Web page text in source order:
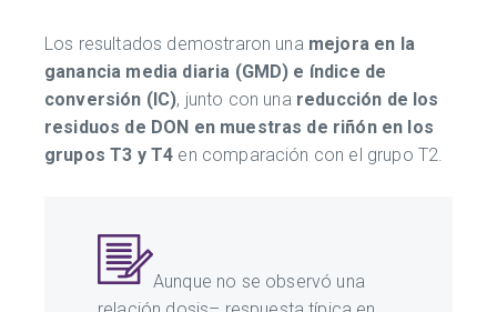
Los resultados demostraron una mejora en la
ganancia media diaria (GMD) e índice de
conversión (IC), junto con una reducción de los
residuos de DON en muestras de riñón en los
grupos T3 y T4 en comparación con el grupo T2.
Aunque no se observó una